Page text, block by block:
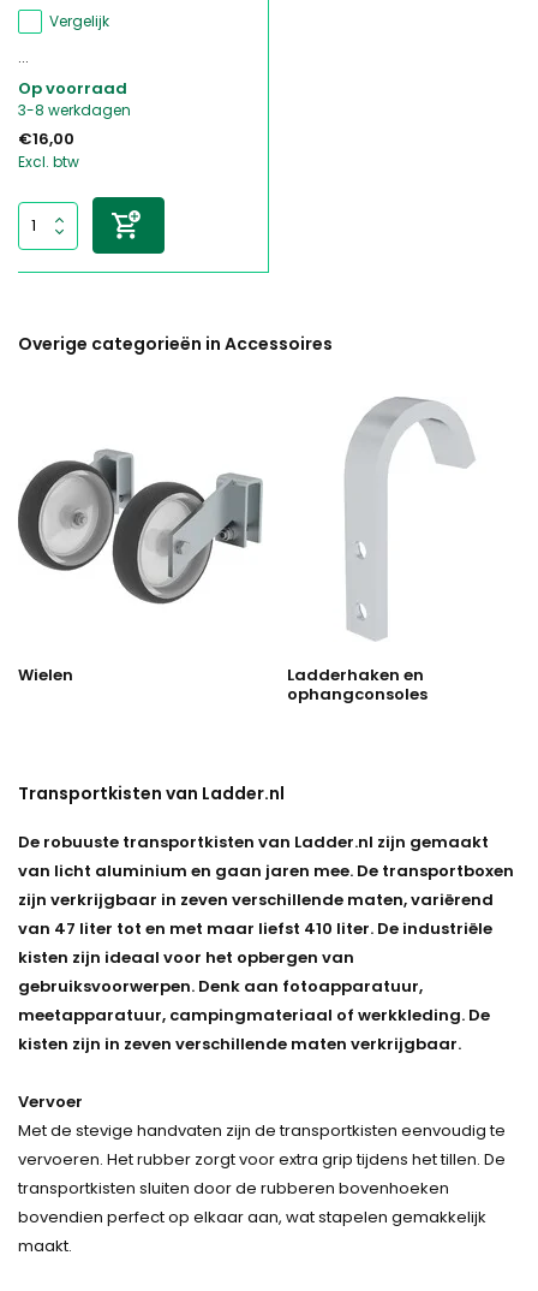
Vergelijk
...
Op voorraad
3-8 werkdagen
€16,00
Excl. btw
Overige categorieën in Accessoires
Wielen
Ladderhaken en
ophangconsoles
Transportkisten van Ladder.nl
De robuuste transportkisten van Ladder.nl zijn gemaakt
van licht aluminium en gaan jaren mee. De transportboxen
zijn verkrijgbaar in zeven verschillende maten, variërend
van 47 liter tot en met maar liefst 410 liter. De industriële
kisten zijn ideaal voor het opbergen van
gebruiksvoorwerpen. Denk aan fotoapparatuur,
meetapparatuur, campingmateriaal of werkkleding. De
kisten zijn in zeven verschillende maten verkrijgbaar.
Vervoer
Met de stevige handvaten zijn de transportkisten eenvoudig te
vervoeren. Het rubber zorgt voor extra grip tijdens het tillen. De
transportkisten sluiten door de rubberen bovenhoeken
bovendien perfect op elkaar aan, wat stapelen gemakkelijk
maakt.